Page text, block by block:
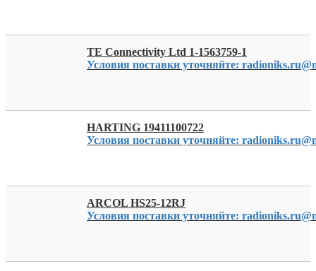
TE Connectivity Ltd 1-1563759-1
Условия поставки уточняйте:
HARTING 19411100722
Условия поставки уточняйте:
ARCOL HS25-12RJ
Условия поставки уточняйте: